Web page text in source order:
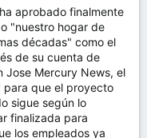
aprobado finalmente
"nuestro hogar de
décadas" como el
de su cuenta de
Jose Mercury News, el
para que el proyecto
sigue según lo
finalizada para
los empleados ya